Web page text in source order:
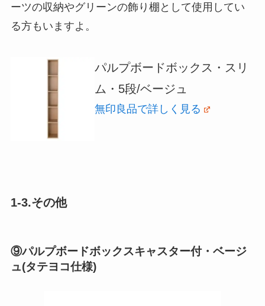
ーツの収納やグリーンの飾り棚として使用してい
る方もいますよ。
パルプボードボックス・スリ
ム・5段/ベージュ
無印良品で詳しく見る
1-3.その他
⑨パルプボードボックスキャスター付・ベージ
ュ(タテヨコ仕様)